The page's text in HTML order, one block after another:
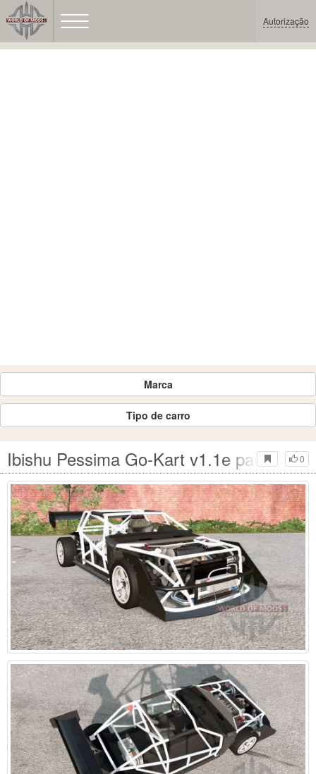
Autorização
Marca
Tipo de carro
0
Ibishu Pessima Go-Kart v1.1e para